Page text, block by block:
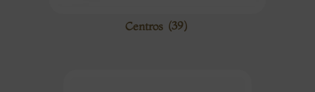
Centros (39)